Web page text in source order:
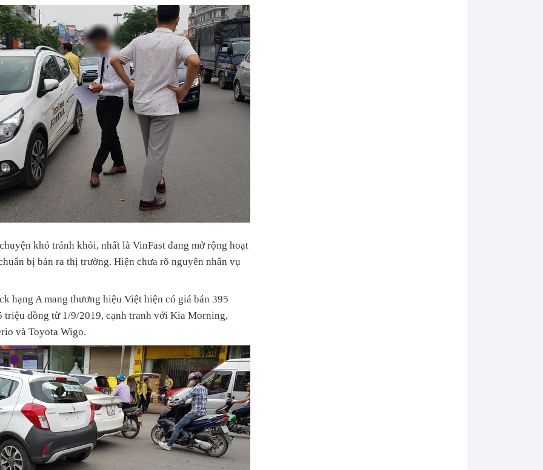
khó tránh khỏi, nhất là VinFast đang mở rộng hoạt
bị bán ra thị trường. Hiện chưa rõ nguyên nhân vụ
hạng A mang thương hiệu Việt hiện có giá bán 395
triệu đồng từ 1/9/2019, cạnh tranh với Kia Morning,
và Toyota Wigo.